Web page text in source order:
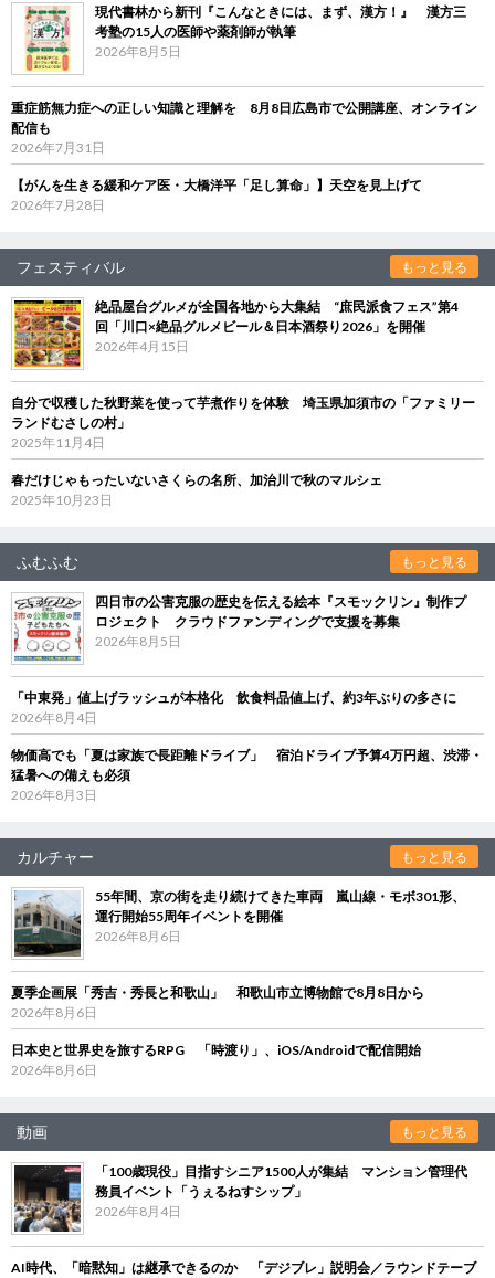
現代書林から新刊『こんなときには、まず、漢方！』 漢方三
考塾の15人の医師や薬剤師が執筆
2026年8月5日
重症筋無力症への正しい知識と理解を 8月8日広島市で公開講座、オンライン
配信も
2026年7月31日
【がんを生きる緩和ケア医・大橋洋平「足し算命」】天空を見上げて
2026年7月28日
フェスティバル もっと見る
絶品屋台グルメが全国各地から大集結 “庶民派食フェス”第4
回「川口×絶品グルメビール＆日本酒祭り2026」を開催
2026年4月15日
自分で収穫した秋野菜を使って芋煮作りを体験 埼玉県加須市の「ファミリー
ランドむさしの村」
2025年11月4日
春だけじゃもったいないさくらの名所、加治川で秋のマルシェ
2025年10月23日
ふむふむ もっと見る
四日市の公害克服の歴史を伝える絵本『スモックリン』制作プ
ロジェクト クラウドファンディングで支援を募集
2026年8月5日
「中東発」値上げラッシュが本格化 飲食料品値上げ、約3年ぶりの多さに
2026年8月4日
物価高でも「夏は家族で長距離ドライブ」 宿泊ドライブ予算4万円超、渋滞・
猛暑への備えも必須
2026年8月3日
カルチャー もっと見る
55年間、京の街を走り続けてきた車両 嵐山線・モボ301形、
運行開始55周年イベントを開催
2026年8月6日
夏季企画展「秀吉・秀長と和歌山」 和歌山市立博物館で8月8日から
2026年8月6日
日本史と世界史を旅するRPG 「時渡り」、iOS/Androidで配信開始
2026年8月6日
動画 もっと見る
「100歳現役」目指すシニア1500人が集結 マンション管理代
務員イベント「うぇるねすシップ」
2026年8月4日
AI時代、「暗黙知」は継承できるのか 「デジブレ」説明会／ラウンドテーブ